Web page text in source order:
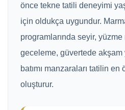
önce tekne tatili deneyimi
için oldukça uygundur.
programlarında seyir,
geceleme, güvertede
batımı manzaraları tatilin en
oluşturur.